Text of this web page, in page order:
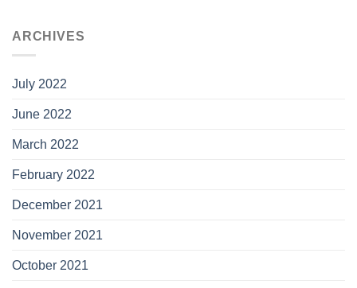
ARCHIVES
July 2022
June 2022
March 2022
February 2022
December 2021
November 2021
October 2021